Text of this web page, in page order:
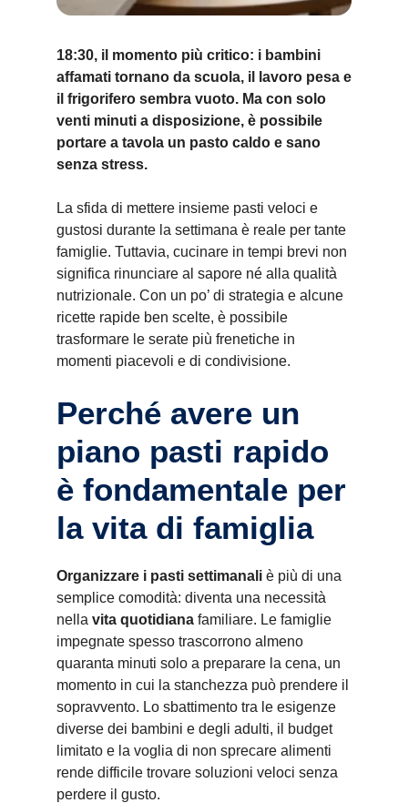
18:30, il momento più critico: i bambini
affamati tornano da scuola, il lavoro pesa e
il frigorifero sembra vuoto. Ma con solo
venti minuti a disposizione, è possibile
portare a tavola un pasto caldo e sano
senza stress.
La sfida di mettere insieme pasti veloci e
gustosi durante la settimana è reale per tante
famiglie. Tuttavia, cucinare in tempi brevi non
significa rinunciare al sapore né alla qualità
nutrizionale. Con un po’ di strategia e alcune
ricette rapide ben scelte, è possibile
trasformare le serate più frenetiche in
momenti piacevoli e di condivisione.
Perché avere un
piano pasti rapido
è fondamentale per
la vita di famiglia
Organizzare i pasti settimanali è più di una
semplice comodità: diventa una necessità
nella vita quotidiana familiare. Le famiglie
impegnate spesso trascorrono almeno
quaranta minuti solo a preparare la cena, un
momento in cui la stanchezza può prendere il
sopravvento. Lo sbattimento tra le esigenze
diverse dei bambini e degli adulti, il budget
limitato e la voglia di non sprecare alimenti
rende difficile trovare soluzioni veloci senza
perdere il gusto.